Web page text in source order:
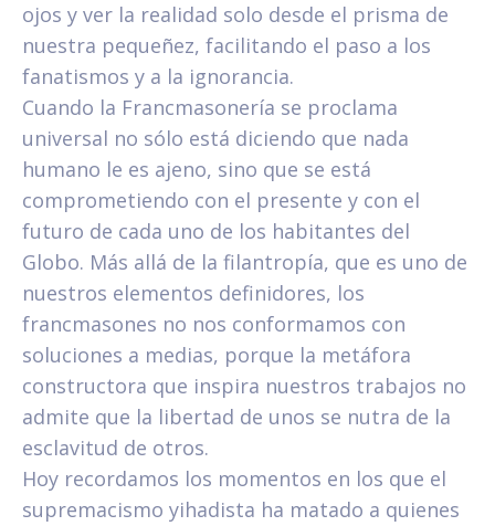
ojos y ver la realidad solo desde el prisma de
nuestra pequeñez, facilitando el paso a los
fanatismos y a la ignorancia.
Cuando la Francmasonería se proclama
universal no sólo está diciendo que nada
humano le es ajeno, sino que se está
comprometiendo con el presente y con el
futuro de cada uno de los habitantes del
Globo. Más allá de la filantropía, que es uno de
nuestros elementos definidores, los
francmasones no nos conformamos con
soluciones a medias, porque la metáfora
constructora que inspira nuestros trabajos no
admite que la libertad de unos se nutra de la
esclavitud de otros.
Hoy recordamos los momentos en los que el
supremacismo yihadista ha matado a quienes